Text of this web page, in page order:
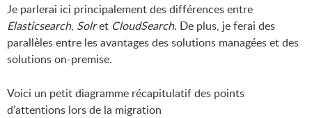
Je parlerai ici principalement des différences entre
Elasticsearch, Solret CloudSearch. De plus, je ferai des
parallèles entre les avantages des solutions managées et des
solutions on-premise.
Voici un petit diagramme récapitulatif des points
d’attentions lors de la migration